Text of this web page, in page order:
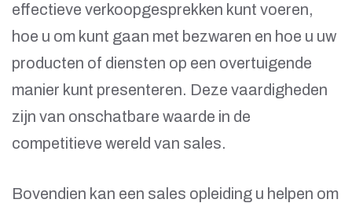
effectieve verkoopgesprekken kunt voeren,
hoe u om kunt gaan met bezwaren en hoe u uw
producten of diensten op een overtuigende
manier kunt presenteren. Deze vaardigheden
zijn van onschatbare waarde in de
competitieve wereld van sales.
Bovendien kan een sales opleiding u helpen om